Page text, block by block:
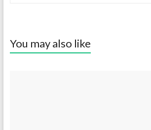
You may also like